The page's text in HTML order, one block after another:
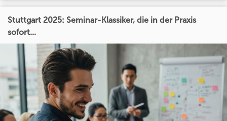
Stuttgart 2025: Seminar-Klassiker, die in der Praxis
sofort...